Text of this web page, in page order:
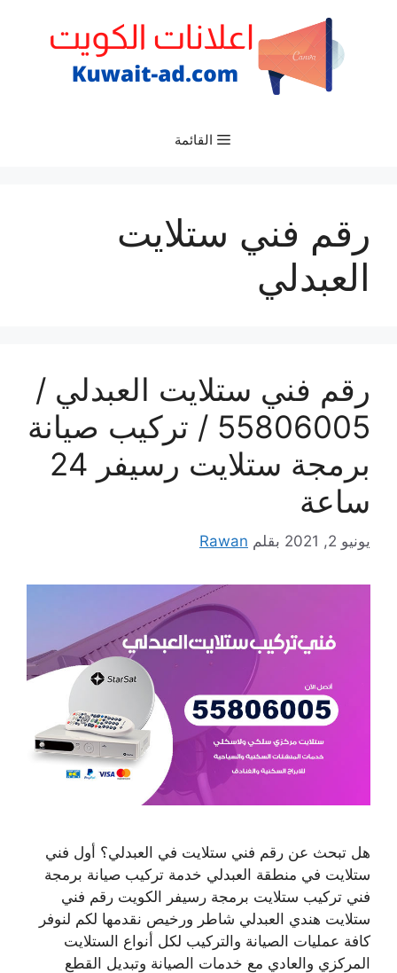
القائمة
رقم فني ستلايت
العبدلي
رقم فني ستلايت العبدلي /
55806005 / تركيب صيانة
برمجة ستلايت رسيفر 24
ساعة
يونيو 2, 2021 بقلم Rawan
هل تبحث عن رقم فني ستلايت في العبدلي؟ أول فني
ستلايت في منطقة العبدلي خدمة تركيب صيانة برمجة
فني تركيب ستلايت برمجة رسيفر الكويت رقم فني
ستلايت هندي العبدلي شاطر ورخيص نقدمها لكم لنوفر
كافة عمليات الصيانة والتركيب لكل أنواع الستلايت
المركزي والعادي مع خدمات الصيانة وتبديل القطع